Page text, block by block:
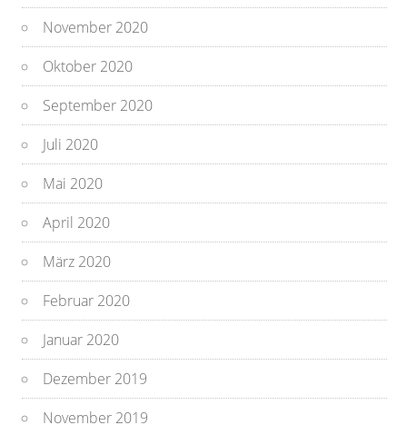
November 2020
Oktober 2020
September 2020
Juli 2020
Mai 2020
April 2020
März 2020
Februar 2020
Januar 2020
Dezember 2019
November 2019